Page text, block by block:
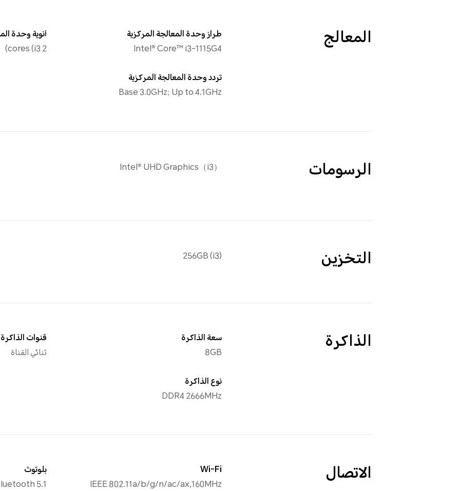
المعالج
طراز وحدة المعالجة المركزية
Intel® Core™ i3-1115G4
تردد وحدة المعالجة المركزية
Base 3.0GHz; Up to 4.1GHz
أنوية وحدة
2 cores (i3)
الرسومات Intel® UHD Graphics（i3）
التخزين 256GB (i3)
الذاكرة
سعة الذاكرة
8GB
نوع الذاكرة
DDR4 2666MHz
قنوات الذاكرة
ثنائي القناة
الاتصال
Wi-Fi
IEEE 802.11a/b/g/n/ac/ax,160MHz
بلوتوث
5.1